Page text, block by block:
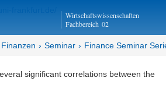
Wirtschaftswissenschaften
Fachbereich 02
Close
Finanzen Seminar Finance Seminar
significant correlations between the